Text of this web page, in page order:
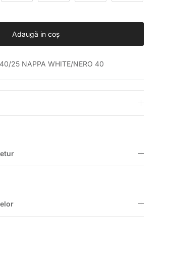
Adaugă in coş
25 NAPPA WHITE/NERO 40